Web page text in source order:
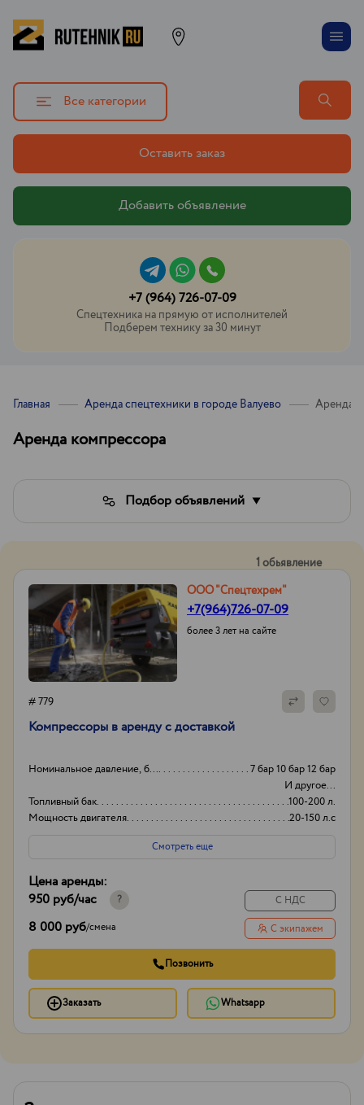
Все категории
Оставить заказ
Добавить объявление
+7 (964) 726-07-09
Спецтехника на прямую от исполнителей
Подберем технику за 30 минут
Главная Аренда спецтехники в городе Валуево Аренда
Аренда компрессора
Подбор объявлений
1 обьявление
ООО "Спецтехрем"
+7(964)726-07-09
более 3 лет на сайте
# 779
Компрессоры в аренду с доставкой
Номинальное давление, бар
7 бар 10 бар 12 бар
И другое...
Топливный бак
100-200 л.
Мощность двигателя
20-150 л.с
Марка
Airman Atlas Copco
Смотреть еще
Цена аренды:
950 руб/час ?
8 000 руб/смена
С НДС
С экипажем
Позвонить
Заказать Whatsapp